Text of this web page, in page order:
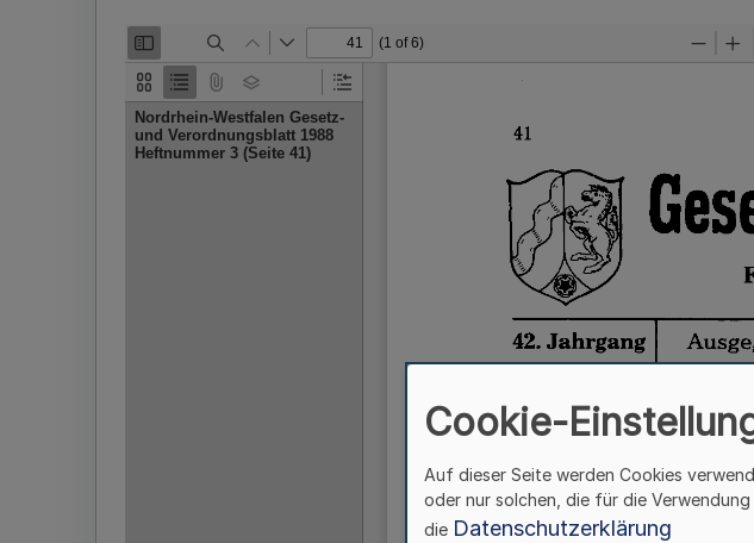
Cookie-
Auf dieser Seite werden Cookies
oder nur solchen, die für die
die Datenschutzerklärung